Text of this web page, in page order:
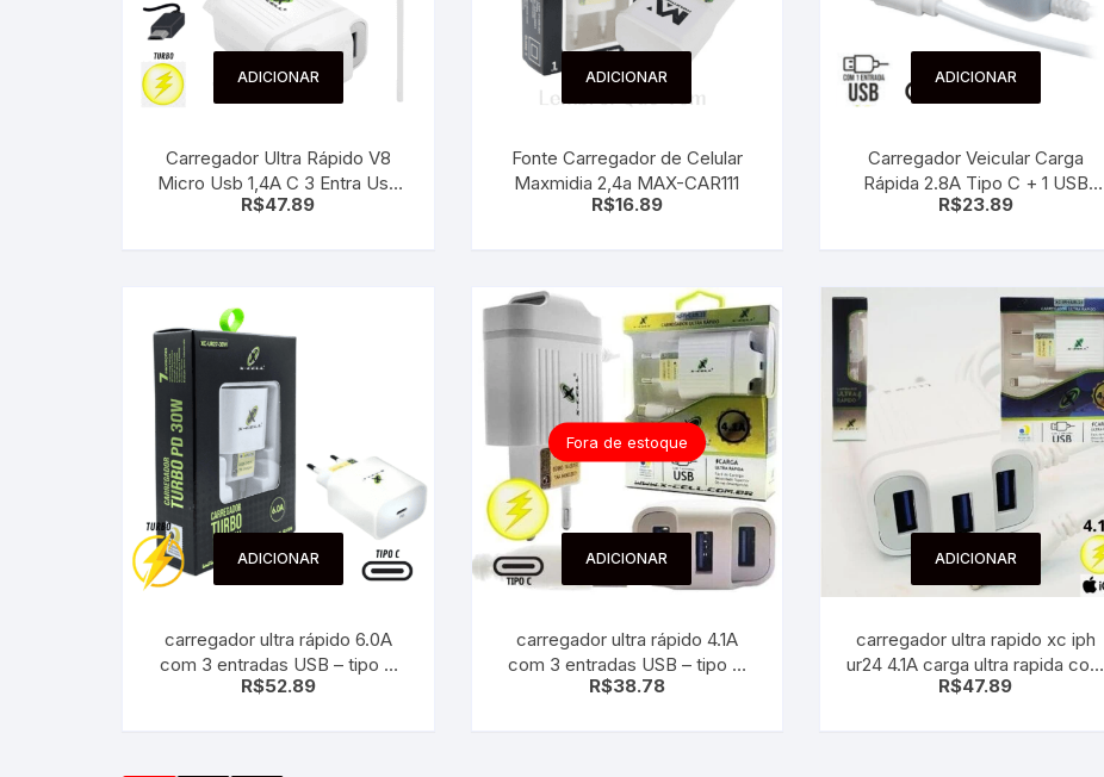
ADICIONAR
Carregador Ultra Rápido V8
Micro Usb 1,4A C 3 Entra Usb
Xc-Ur13
R$47.89
ADICIONAR
Fonte Carregador de Celular
Maxmidia 2,4a MAX-CAR111
R$16.89
ADICIONAR
Carregador Veicular Carga
Rápida 2.8A Tipo C + 1 USB
Extra X-Cell
R$23.89
ADICIONAR
carregador ultra rápido 6.0A
com 3 entradas USB – tipo C
type c 30W
R$52.89
Fora de estoque
ADICIONAR
carregador ultra rápido 4.1A
com 3 entradas USB – tipo C
type c
R$38.78
ADICIONAR
carregador ultra rapido xc iph
ur24 4.1A carga ultra rapida com
3 entradas usb
R$47.89